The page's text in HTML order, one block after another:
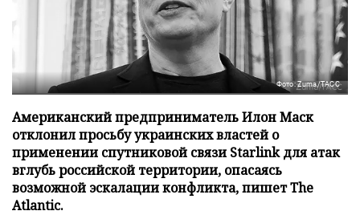
Фото: Zuma/ТАСС
Американский предприниматель Илон Маск
отклонил просьбу украинских властей о
применении спутниковой связи Starlink для атак
вглубь российской территории, опасаясь
возможной эскалации конфликта, пишет The
Atlantic.